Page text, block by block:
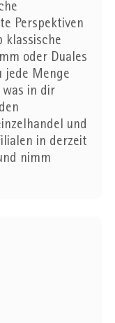
Perspektiven
klassische
oder Duales
jede Menge
was in dir
und
in derzeit
nimm